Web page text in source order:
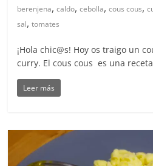
berenjena,caldo,cebolla,cous cous,
sal,tomates
¡Hola chic@s! Hoy os traigo un
curry. El cous cous es una
Leer más